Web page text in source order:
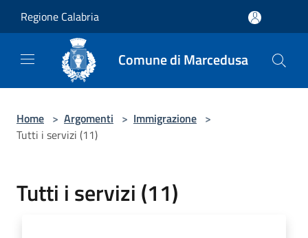
Regione Calabria
Comune di Marcedusa
Home > Argomenti > Immigrazione >
Tutti i servizi (11)
Tutti i servizi (11)